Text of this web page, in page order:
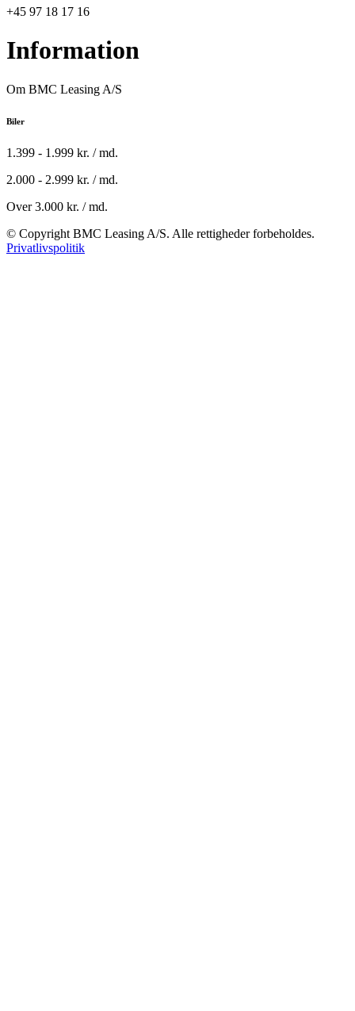
+45 97 18 17 16
Information
Om BMC Leasing A/S
Biler
1.399 - 1.999 kr. / md.
2.000 - 2.999 kr. / md.
Over 3.000 kr. / md.
© Copyright BMC Leasing A/S. Alle rettigheder forbeholdes.
Privatlivspolitik